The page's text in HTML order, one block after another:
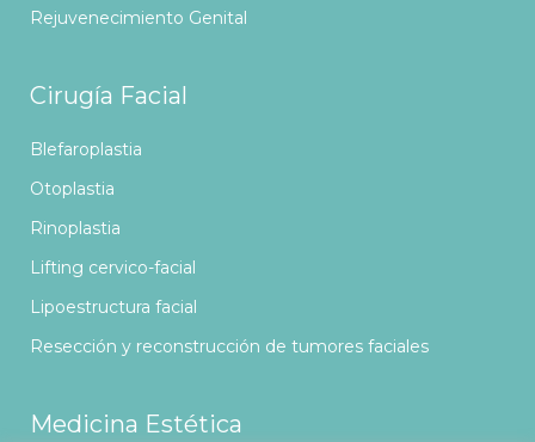
Rejuvenecimiento Genital
Cirugía Facial
Blefaroplastia
Otoplastia
Rinoplastia
Lifting cervico-facial
Lipoestructura facial
Resección y reconstrucción de tumores faciales
Medicina Estética